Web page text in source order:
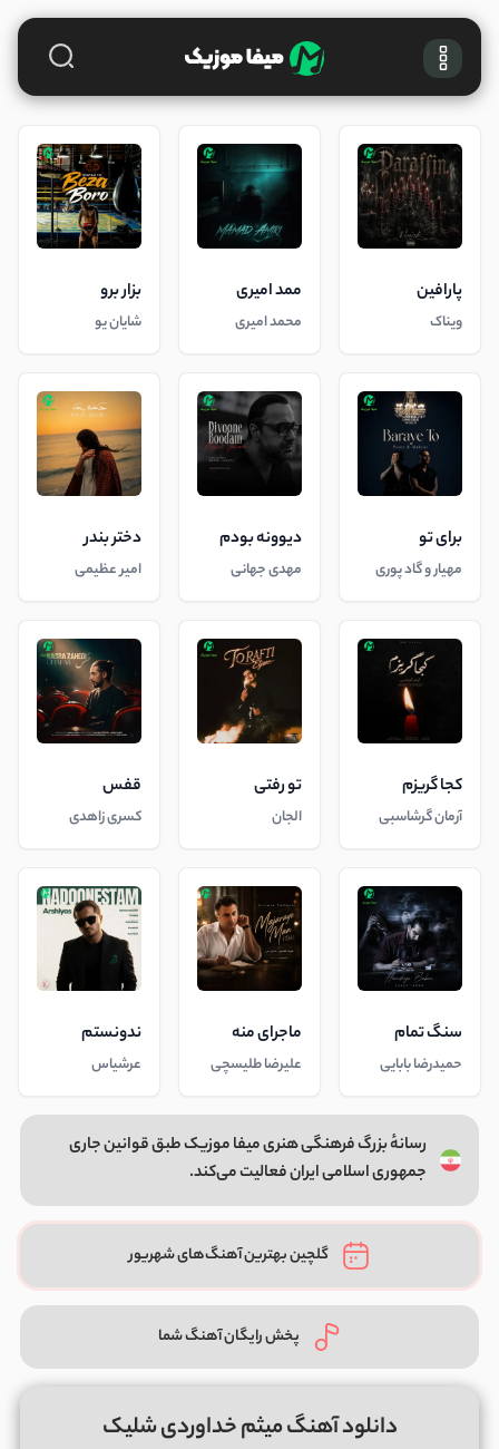
پارافین
ویناک
ممد امیری
محمد امیری
بزار برو
شایان یو
برای تو
مهیار و گاد پوری
دیوونه بودم
مهدی جهانی
دختر بندر
امیر عظیمی
کجا گریزم
آرمان گرشاسبی
تو رفتی
الجان
قفس
کسری زاهدی
سنگ تمام
حمیدرضا بابایی
ماجرای منه
علیرضا طلیسچی
ندونستم
عرشیاس
رسانهٔ بزرگ فرهنگی هنری میفا موزیک طبق قوانین جاری
جمهوری اسلامی ایران فعالیت می‌کند.
گلچین بهترین آهنگ‌های شهریور
پخش رایگان آهنگ شما
دانلود آهنگ میثم خداوردی شلیک